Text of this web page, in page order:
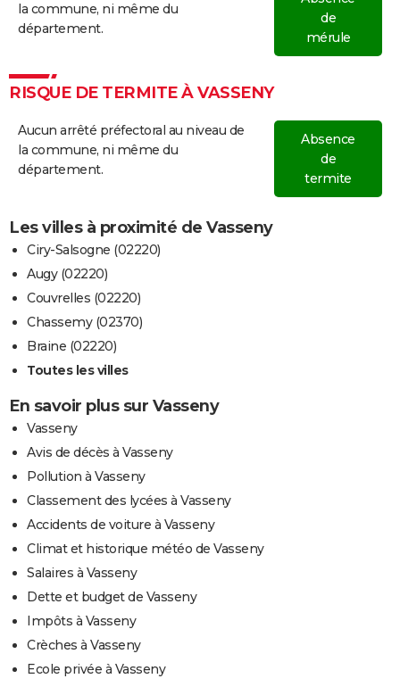
la commune, ni même du
département.
de
mérule
RISQUE DE TERMITE À VASSENY
Aucun arrêté préfectoral au niveau de
la commune, ni même du
département.
Absence
de
termite
Les villes à proximité de Vasseny
Ciry-Salsogne (02220)
Augy (02220)
Couvrelles (02220)
Chassemy (02370)
Braine (02220)
Toutes les villes
En savoir plus sur Vasseny
Vasseny
Avis de décès à Vasseny
Pollution à Vasseny
Classement des lycées à Vasseny
Accidents de voiture à Vasseny
Climat et historique météo de Vasseny
Salaires à Vasseny
Dette et budget de Vasseny
Impôts à Vasseny
Crèches à Vasseny
Ecole privée à Vasseny